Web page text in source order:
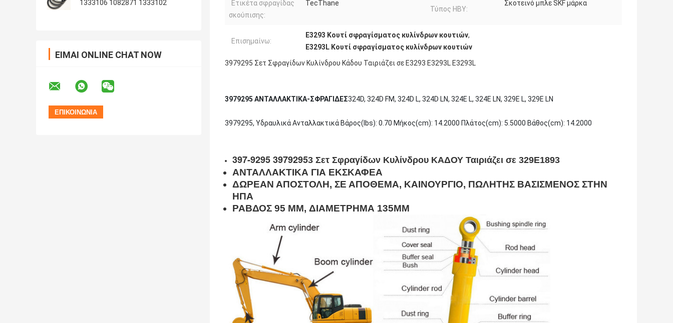
1333106 1082871 1333102
ΕΊΜΑΙ ONLINE CHAT NOW
Ετικέτα σφραγίδας
σκούπισης:
TecThane
Τύπος HBY:
Σκοτεινό μπλε SKF μάρκα
Επισημαίνω:
Ε3293 Κουτί σφραγίσματος κυλίνδρων κουτιών,
Ε3293L Κουτί σφραγίσματος κυλίνδρων κουτιών
3979295 Σετ Σφραγίδων Κυλίνδρου Κάδου Ταιριάζει σε E3293 E3293L E3293L
3979295 ΑΝΤΑΛΛΑΚΤΙΚΑ-ΣΦΡΑΓΙΔΕΣ324D, 324D FM, 324D L, 324D LN, 324E L, 324E LN, 329E L, 329E LN
3979295, Υδραυλικά Ανταλλακτικά Βάρος(lbs): 0.70 Μήκος(cm): 14.2000 Πλάτος(cm): 5.5000 Βάθος(cm): 14.2000
397-9295 39792953 Σετ Σφραγίδων Κυλίνδρου ΚΑΔΟΥ Ταιριάζει σε 329E1893
ΑΝΤΑΛΛΑΚΤΙΚΑ ΓΙΑ ΕΚΣΚΑΦΕΑ
ΔΩΡΕΑΝ ΑΠΟΣΤΟΛΗ, ΣΕ ΑΠΟΘΕΜΑ, ΚΑΙΝΟΥΡΓΙΟ, ΠΩΛΗΤΗΣ ΒΑΣΙΣΜΕΝΟΣ ΣΤΗΝ
ΗΠΑ
ΡΑΒΔΟΣ 95 MM, ΔΙΑΜΕΤΡΗΜΑ 135MM